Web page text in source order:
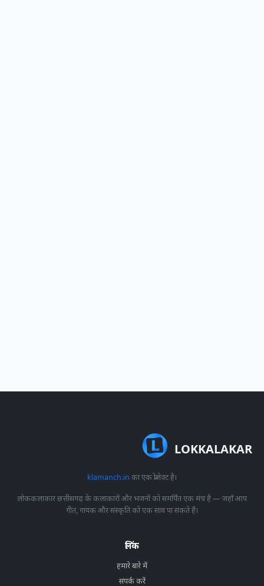
LOKKALAKAR
klamanch.in का एक प्रोजेक्ट है।
लोककलाकार छत्तीसगढ़ के कलाकारों और भजनों को समर्पित एक मंच है — जहाँ आप
गीत, गायक और संस्कृति को एक साथ पा सकते हैं।
लिंक
हमारे बारे में
संपर्क करें